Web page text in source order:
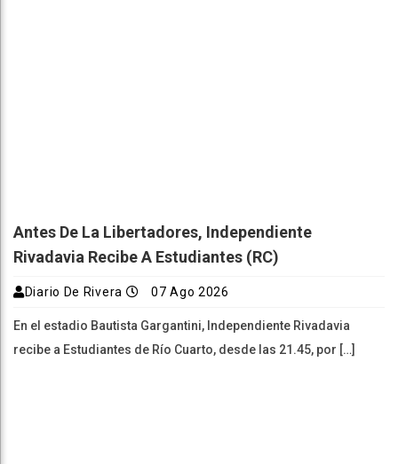
Antes De La Libertadores, Independiente
Rivadavia Recibe A Estudiantes (RC)
Diario De Rivera 07 Ago 2026
En el estadio Bautista Gargantini, Independiente Rivadavia
recibe a Estudiantes de Río Cuarto, desde las 21.45, por […]